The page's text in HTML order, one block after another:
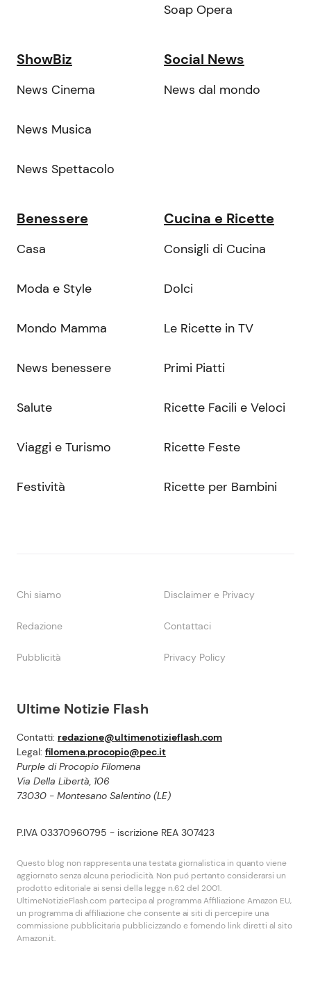
Ultime Notizie Flash
Contatti: redazione@ultimenotizieflash.com
Legal: filomena.procopio@pec.it
Purple di Procopio Filomena
Via Della Libertà, 106
73030 - Montesano Salentino (LE)
P.IVA 03370960795 - iscrizione REA 307423
Questo blog non rappresenta una testata giornalistica in quanto viene
aggiornato senza alcuna periodicità. Non puó pertanto considerarsi un
prodotto editoriale ai sensi della legge n.62 del 2001.
UltimeNotizieFlash.com partecipa al programma Affiliazione Amazon EU,
un programma di affiliazione che consente ai siti di percepire una
commissione pubblicitaria pubblicizzando e fornendo link diretti al sito
Amazon.it.
Soap Opera
ShowBiz
News Cinema
News Musica
News Spettacolo
Social News
News dal mondo
Benessere
Casa
Moda e Style
Mondo Mamma
News benessere
Salute
Viaggi e Turismo
Festività
Cucina e Ricette
Consigli di Cucina
Dolci
Le Ricette in TV
Primi Piatti
Ricette Facili e Veloci
Ricette Feste
Ricette per Bambini
Chi siamo Disclaimer e Privacy
Redazione Contattaci
Pubblicità Privacy Policy